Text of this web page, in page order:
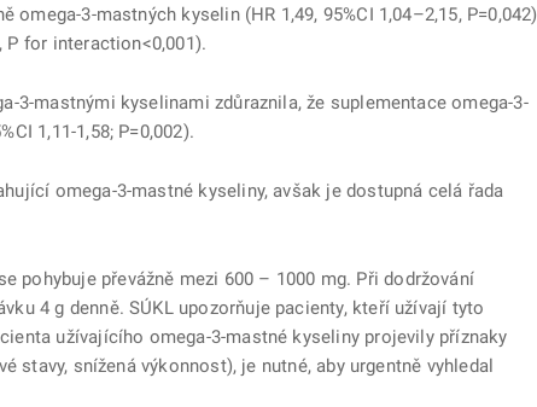
3-mastných kyselin (HR 1,49, 95%CI 1,04–2,15, P=0,042)
P for interaction<0,001).
mastnými kyselinami zdůraznila, že suplementace omega-3-
1,11-1,58; P=0,002).
omega-3-mastné kyseliny, avšak je dostupná celá řada
pohybuje převážně mezi 600 – 1000 mg. Při dodržování
4 g denně. SÚKL upozorňuje pacienty, kteří užívají tyto
užívajícího omega-3-mastné kyseliny projevily příznaky
snížená výkonnost), je nutné, aby urgentně vyhledal